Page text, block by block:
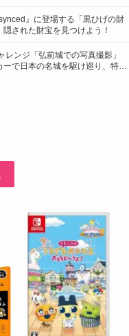
』に登場する「黒ひげの財
された財宝を見つけよう！
レンジ「弘前城での写真撮影」
で日本の名城を駆け巡り、特別